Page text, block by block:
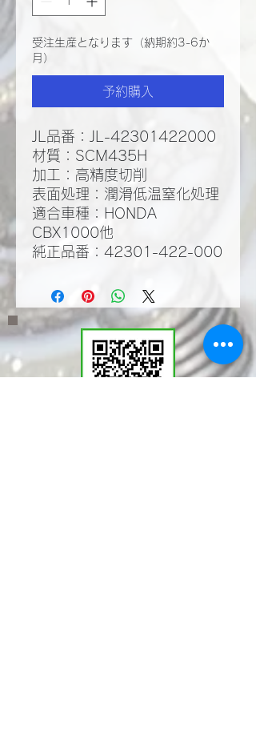
受注生産となります（納期約3-6か
月）
予約購入
JL品番：JL-42301422000
材質：SCM435H
​加工：高精度切削
​表面処理：潤滑低温窒化処理​
適合車種：HONDA
CBX1000他
純正品番：42301-422-000